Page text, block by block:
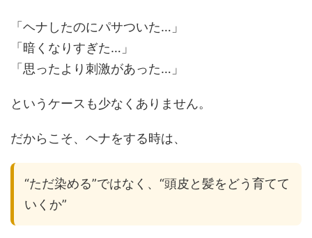
「ヘナしたのにパサついた…」
「暗くなりすぎた…」
「思ったより刺激があった…」
というケースも少なくありません。
だからこそ、ヘナをする時は、
“ただ染める”ではなく、“頭皮と髪をどう育てて
いくか”